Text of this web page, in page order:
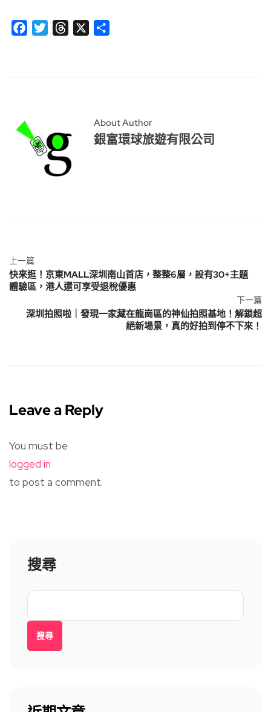
FacebookTwitterThreads
About Author
銀富環球旅遊有限公司
上一篇
快來逛！京東MALL深圳南山首店，整整6層，設有30+主題
體驗區，港人還可享受退稅優惠
下一篇
深圳拍照啦｜發現一家藏在龍崗區的神仙拍照基地！解鎖超
絕新場景，真的好拍到停不下來！
Leave a Reply
You must be
logged in
to post a comment.
搜尋
搜尋